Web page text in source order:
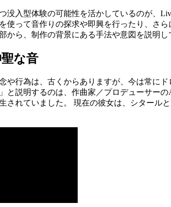
没入型体験の可能性を活かしているのが、
使って音作りの探求や即興を行ったり、さ
から、制作の背景にある手法や意図を説明し
な音
や行為は、古くからありますが、今は常に
と説明するのは、作曲家／プロデューサー
されていました。 現在の彼女は、シタール